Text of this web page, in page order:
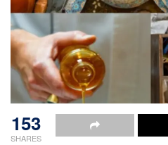
153
SHARES